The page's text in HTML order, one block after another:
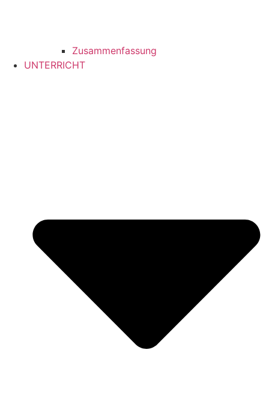
Zusammenfassung
UNTERRICHT